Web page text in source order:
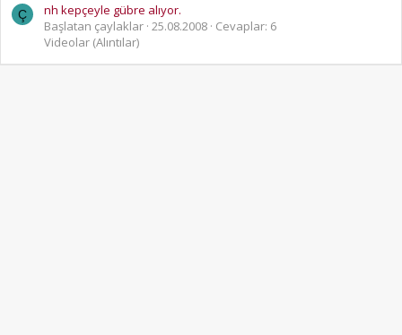
Ç
nh kepçeyle gübre alıyor.
Başlatan çaylaklar 25.08.2008 Cevaplar: 6
Videolar (Alıntılar)